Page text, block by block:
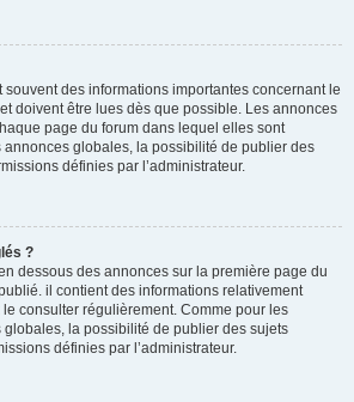
des informations importantes concernant le
doivent être lues dès que possible. Les annonces
page du forum dans lequel elles sont
globales, la possibilité de publier des
définies par l’administrateur.
?
dessous des annonces sur la première page du
il contient des informations relativement
consulter régulièrement. Comme pour les
la possibilité de publier des sujets
définies par l’administrateur.